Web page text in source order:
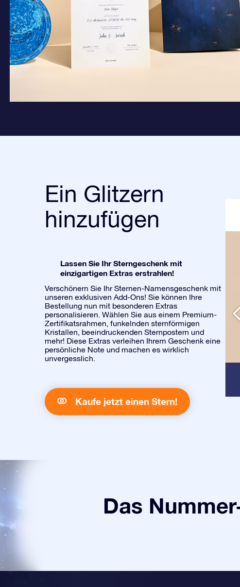
Ein Glitzern
hinzufügen
Lassen Sie Ihr Sterngeschenk mit
einzigartigen Extras erstrahlen!
Verschönern Sie Ihr Sternen-Namensgeschenk mit
unseren exklusiven Add-Ons! Sie können Ihre
Bestellung nun mit besonderen Extras
personalisieren. Wählen Sie aus einem Premium-
Zertifikatsrahmen, funkelnden sternförmigen
Kristallen, beeindruckenden Sternpostern und
mehr! Diese Extras verleihen Ihrem Geschenk eine
persönliche Note und machen es wirklich
unvergesslich.
Kaufe jetzt einen Stern!
Das